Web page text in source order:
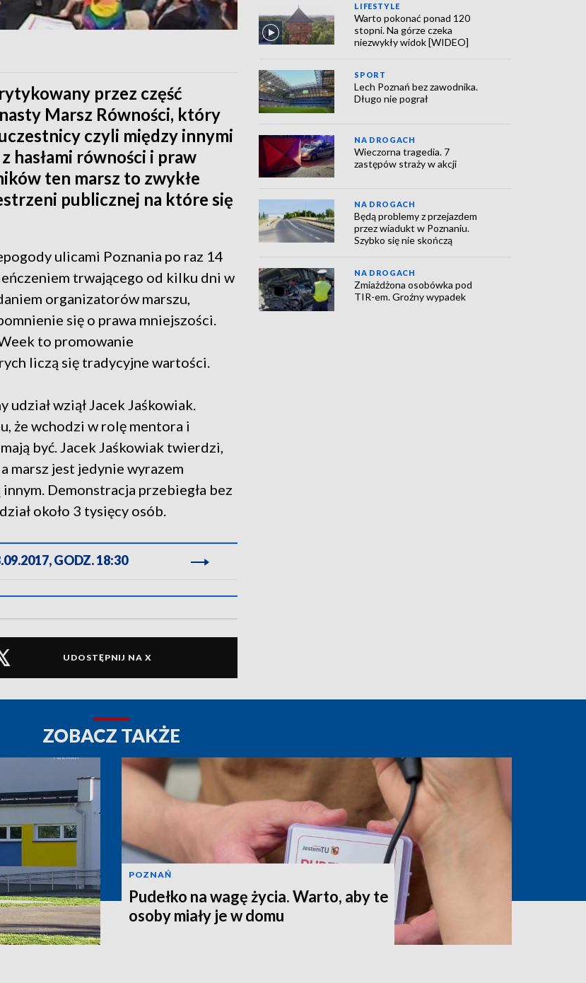
przez część
Marsz Równości, który
czyli między innymi
hasłami równości i praw
ten marsz to zwykłe
publicznej na które się
ulicami Poznania po raz 14
trwającego od kilku dni w
organizatorów marszu,
się o prawa mniejszości.
to promowanie
liczą się tradycyjne wartości.
wziął Jacek Jaśkowiak.
że wchodzi w rolę mentora i
być. Jacek Jaśkowiak twierdzi,
marsz jest jedynie wyrazem
Demonstracja przebiegła bez
około 3 tysięcy osób.
GODZ. 18:30
UDOSTĘPNIJ NA X
LIFESTYLE
Warto pokonać ponad 120
stopni. Na górze czeka
niezwykły widok [WIDEO]
SPORT
Lech Poznań bez zawodnika.
Długo nie pograł
NA DROGACH
Wieczorna tragedia. 7
zastępów straży w akcji
NA DROGACH
Będą problemy z przejazdem
przez wiadukt w Poznaniu.
Szybko się nie skończą
NA DROGACH
Zmiażdżona osobówka pod
TIR-em. Groźny wypadek
ZOBACZ TAKŻE
POZNAŃ
Pudełko na wagę życia. Warto, aby te
osoby miały je w domu